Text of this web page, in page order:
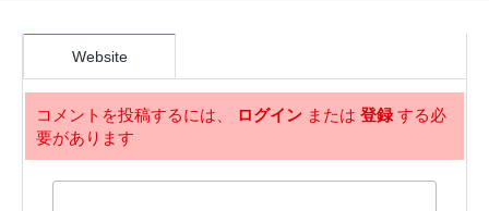
Website
コメントを投稿するには、 ログイン または 登録する必
要があります